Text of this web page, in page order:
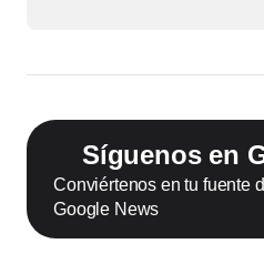
Síguenos en
Conviértenos en tu fuente
Google News